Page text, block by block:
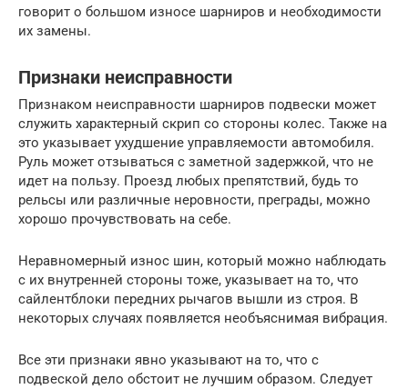
говорит о большом износе шарниров и необходимости
их замены.
Признаки неисправности
Признаком неисправности шарниров подвески может
служить характерный скрип со стороны колес. Также на
это указывает ухудшение управляемости автомобиля.
Руль может отзываться с заметной задержкой, что не
идет на пользу. Проезд любых препятствий, будь то
рельсы или различные неровности, преграды, можно
хорошо прочувствовать на себе.
Неравномерный износ шин, который можно наблюдать
с их внутренней стороны тоже, указывает на то, что
сайлентблоки передних рычагов вышли из строя. В
некоторых случаях появляется необъяснимая вибрация.
Все эти признаки явно указывают на то, что с
подвеской дело обстоит не лучшим образом. Следует